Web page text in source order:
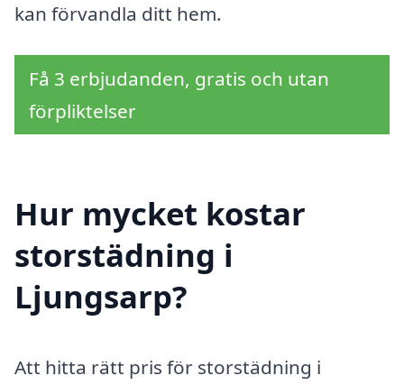
kan förvandla ditt hem.
Få 3 erbjudanden, gratis och utan
förpliktelser
Hur mycket kostar
storstädning i
Ljungsarp?
Att hitta rätt pris för storstädning i